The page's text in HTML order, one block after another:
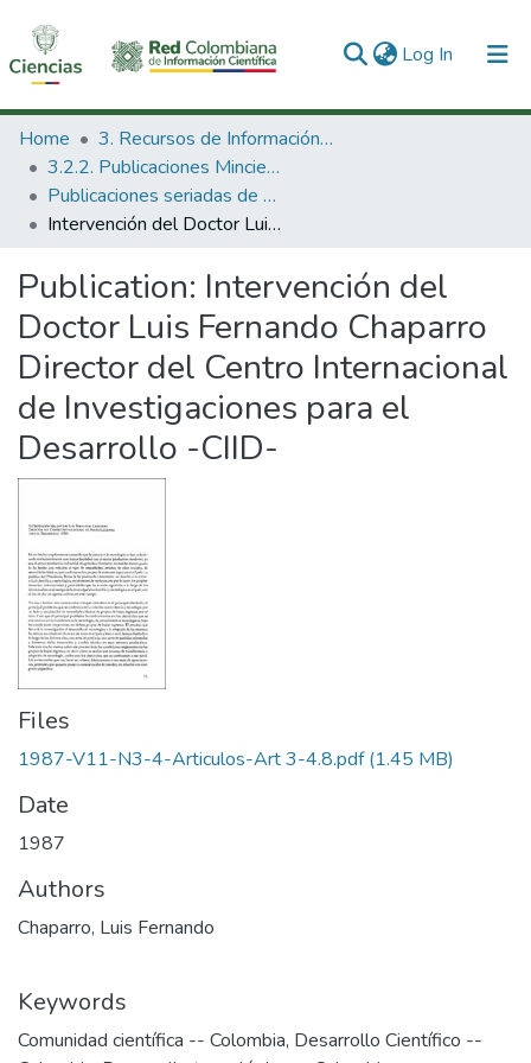
Log In (current)
Communities & Collections
All of DSpace
Statistics
Home
3. Recursos de Información Científica y Tecnológica
3.2.2. Publicaciones Minciencias
Publicaciones seriadas de Minciencias
Intervención del Doctor Luis Fernando Chaparro Director del Centro Internacional de Investigaciones para el Desarrollo -CIID-
Publication: Intervención del
Doctor Luis Fernando Chaparro
Director del Centro Internacional
de Investigaciones para el
Desarrollo -CIID-
Files
1987-V11-N3-4-Articulos-Art 3-4.8.pdf(1.45 MB)
Date
1987
Authors
Chaparro, Luis Fernando
Keywords
Comunidad científica -- Colombia, Desarrollo Científico --